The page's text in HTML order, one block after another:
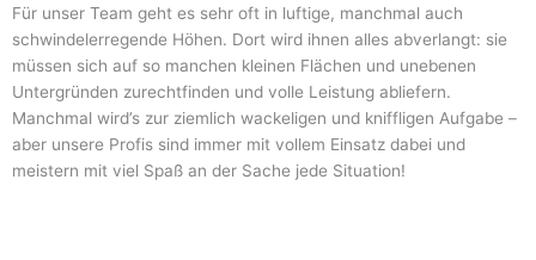
Für unser Team geht es sehr oft in luftige, manchmal auch
schwindelerregende Höhen. Dort wird ihnen alles abverlangt: sie
müssen sich auf so manchen kleinen Flächen und unebenen
Untergründen zurechtfinden und volle Leistung abliefern.
Manchmal wird’s zur ziemlich wackeligen und kniffligen Aufgabe –
aber unsere Profis sind immer mit vollem Einsatz dabei und
meistern mit viel Spaß an der Sache jede Situation!